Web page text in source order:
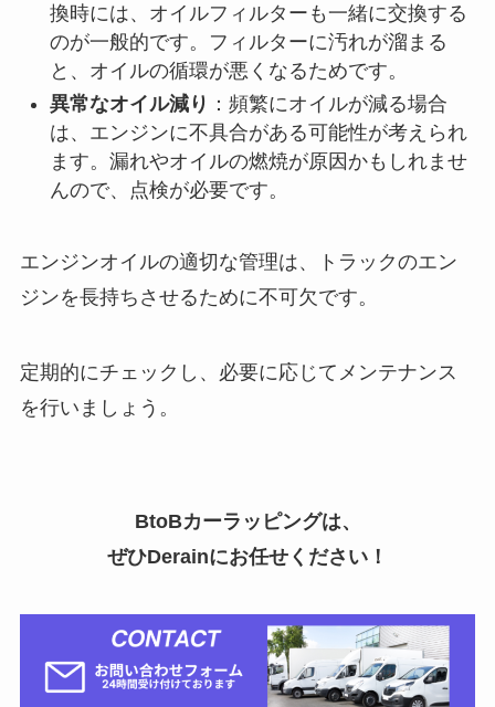
換時には、オイルフィルターも一緒に交換する
のが一般的です。フィルターに汚れが溜まる
と、オイルの循環が悪くなるためです。
異常なオイル減り ：頻繁にオイルが減る場合
は、エンジンに不具合がある可能性が考えられ
ます。漏れやオイルの燃焼が原因かもしれませ
んので、点検が必要です。
エンジンオイルの適切な管理は、トラックのエン
ジンを長持ちさせるために不可欠です。
定期的にチェックし、必要に応じてメンテナンス
を行いましょう。
BtoBカーラッピングは、
ぜひDerainにお任せください！